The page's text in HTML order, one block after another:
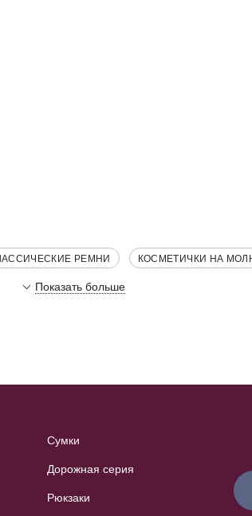
РЕМНИ КОСМЕТИЧКИ НА
Показать больше
Сумки
Дорожная серия
Рюкзаки